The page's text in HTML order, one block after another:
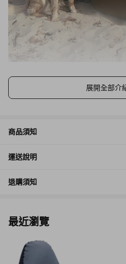
展開全部介
商品須知
運送說明
退購須知
最近瀏覽